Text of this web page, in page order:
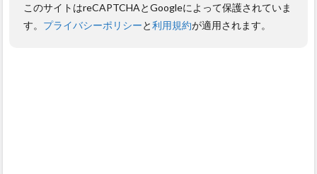
このサイトはreCAPTCHAとGoogleによって保護されていま
す。 プライバシーポリシーと利用規約が適用されます。